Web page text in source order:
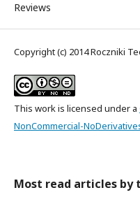
Reviews
Copyright (c) 2014 Roczniki
This work is licensed under a
NonCommercial-
Most read articles by